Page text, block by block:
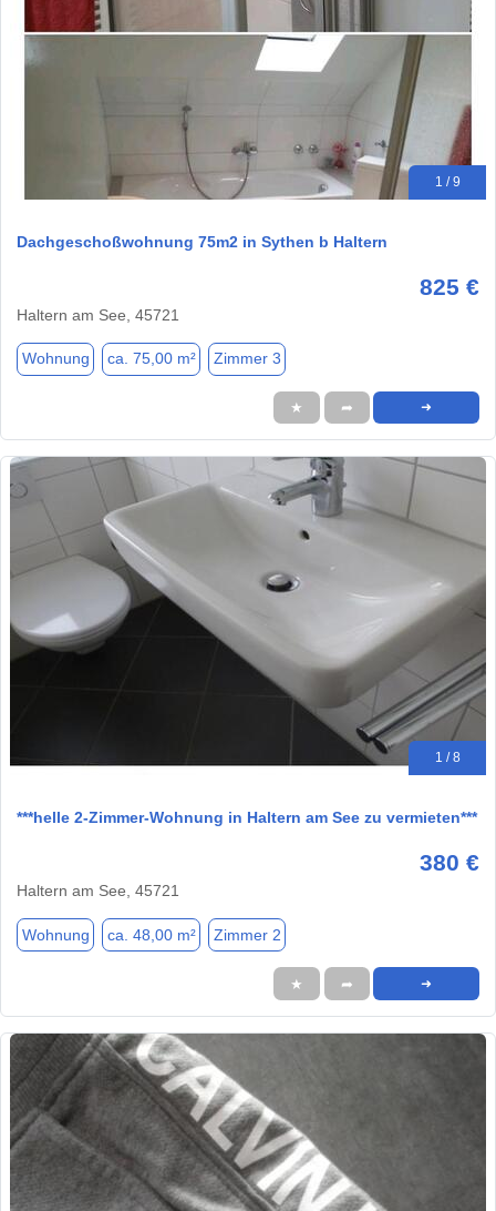
1 / 9
Dachgeschoßwohnung 75m2 in Sythen b Haltern
825 €
Haltern am See, 45721
Wohnung ca. 75,00 m² Zimmer 3
★ ➦ ➜
1 / 8
***helle 2-Zimmer-Wohnung in Haltern am See zu vermieten***
380 €
Haltern am See, 45721
Wohnung ca. 48,00 m² Zimmer 2
★ ➦ ➜